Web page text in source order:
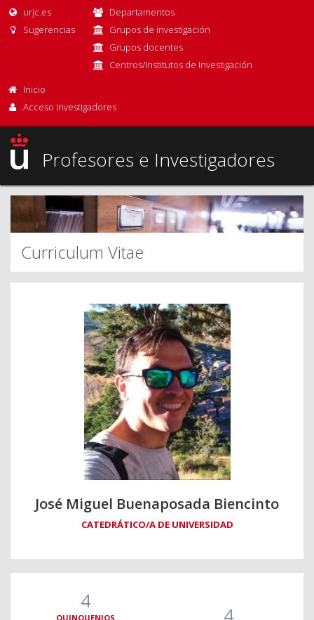
urjc.es
Sugerencias
Departamentos
Grupos de investigación
Grupos docentes
Centros/Institutos de Investigación
Inicio
Acceso Investigadores
Profesores e Investigadores
Curriculum Vitae
José Miguel Buenaposada Biencinto
CATEDRÁTICO/A DE UNIVERSIDAD
4
QUINQUENIOS
4